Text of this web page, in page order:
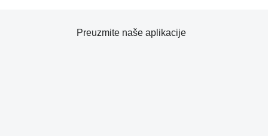
Preuzmite naše aplikacije